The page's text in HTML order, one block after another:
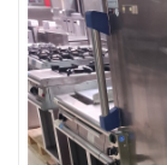
Over ons